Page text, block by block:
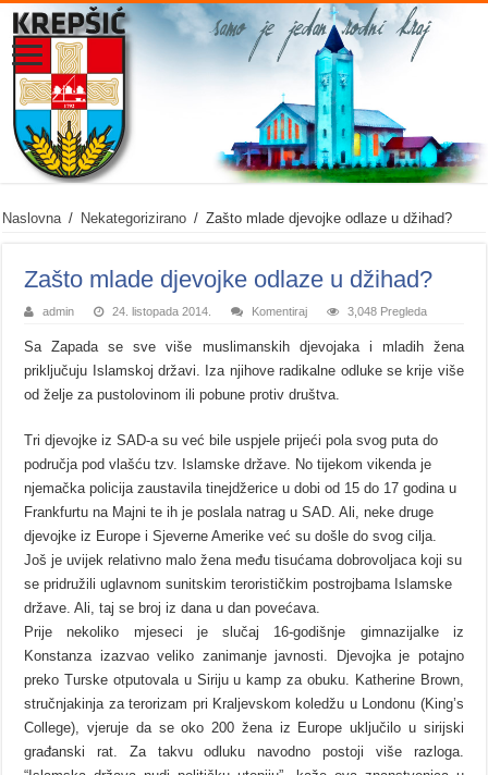
Naslovna / Nekategorizirano / Zašto mlade djevojke odlaze u džihad?
Zašto mlade djevojke odlaze u džihad?
admin 24. listopada 2014. Komentiraj 3,048 Pregleda
Sa Zapada se sve više muslimanskih djevojaka i mladih žena
priključuju Islamskoj državi. Iza njihove radikalne odluke se krije više
od želje za pustolovinom ili pobune protiv društva.
Tri djevojke iz SAD-a su već bile uspjele prijeći pola svog puta do
područja pod vlašću tzv. Islamske države. No tijekom vikenda je
njemačka policija zaustavila tinejdžerice u dobi od 15 do 17 godina u
Frankfurtu na Majni te ih je poslala natrag u SAD. Ali, neke druge
djevojke iz Europe i Sjeverne Amerike već su došle do svog cilja.
Još je uvijek relativno malo žena među tisućama dobrovoljaca koji su
se pridružili uglavnom sunitskim terorističkim postrojbama Islamske
države. Ali, taj se broj iz dana u dan povećava.
Prije nekoliko mjeseci je slučaj 16-godišnje gimnazijalke iz
Konstanza izazvao veliko zanimanje javnosti. Djevojka je potajno
preko Turske otputovala u Siriju u kamp za obuku. Katherine Brown,
stručnjakinja za terorizam pri Kraljevskom koledžu u Londonu (King’s
College), vjeruje da se oko 200 žena iz Europe uključilo u sirijski
građanski rat. Za takvu odluku navodno postoji više razloga.